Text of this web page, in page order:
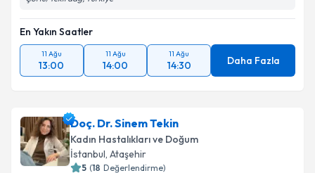
En Yakın Saatler
11 Ağu
13:00
11 Ağu
14:00
11 Ağu
14:30 Daha Fazla
Doç. Dr. Sinem Tekin
Kadın Hastalıkları ve Doğum
İstanbul, Ataşehir
5 (18 Değerlendirme)